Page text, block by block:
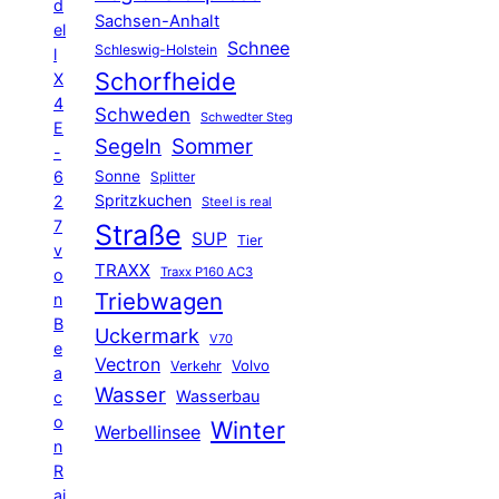
d
el
l
X
4
E
-
6
2
7
v
o
n
B
e
a
c
o
n
R
Sachsen-Anhalt
Schleswig-Holstein Schnee
Schorfheide
Schweden Schwedter Steg
Segeln Sommer
Sonne Splitter
Spritzkuchen Steel is real
Straße SUP Tier
TRAXX Traxx P160 AC3
Triebwagen
Uckermark V70
Vectron Verkehr Volvo
Wasser Wasserbau
Werbellinsee Winter